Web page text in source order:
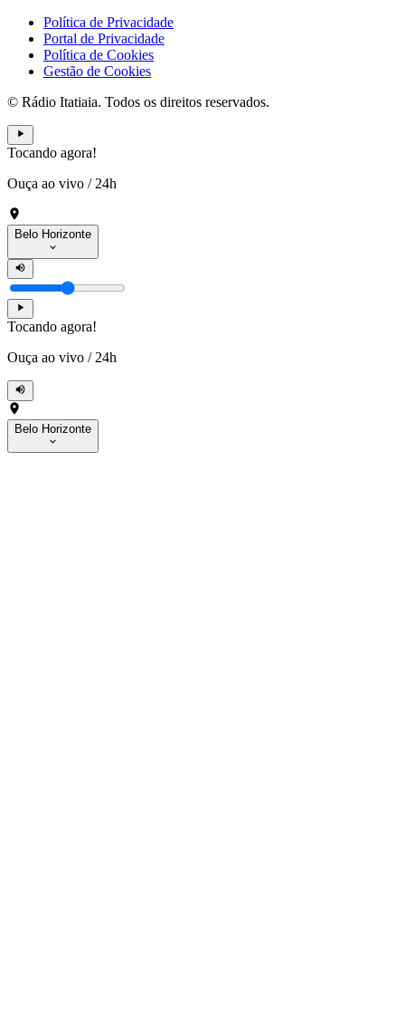
Política de Privacidade
Portal de Privacidade
Política de Cookies
Gestão de Cookies
© Rádio Itatiaia. Todos os direitos reservados.
Tocando agora!
Ouça ao vivo / 24h
Belo Horizonte
Tocando agora!
Ouça ao vivo / 24h
Belo Horizonte